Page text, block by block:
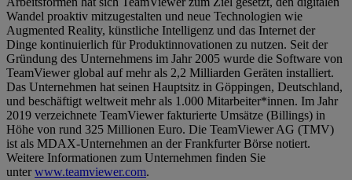
Wandel proaktiv mitzugestalten und neue Technologien wie
Augmented Reality, künstliche Intelligenz und das Internet der
Dinge kontinuierlich für Produktinnovationen zu nutzen. Seit der
Gründung des Unternehmens im Jahr 2005 wurde die Software von
TeamViewer global auf mehr als 2,2 Milliarden Geräten installiert.
Das Unternehmen hat seinen Hauptsitz in Göppingen, Deutschland,
und beschäftigt weltweit mehr als 1.000 Mitarbeiter*innen. Im Jahr
2019 verzeichnete TeamViewer fakturierte Umsätze (Billings) in
Höhe von rund 325 Millionen Euro. Die TeamViewer AG (TMV)
ist als MDAX-Unternehmen an der Frankfurter Börse notiert.
Weitere Informationen zum Unternehmen finden Sie
unterwww.teamviewer.com.